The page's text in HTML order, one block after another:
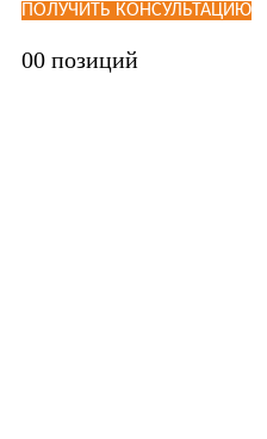
ПОЛУЧИТЬ КОНСУЛЬТАЦИЮ
00 позиций